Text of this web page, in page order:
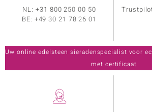
NL:+31 800 250 00 50
BE: +49 30 21 78 26 01
Uw online edelsteen sieradenspecialist voor
met certificaat